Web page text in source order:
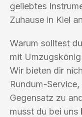
geliebtes
Zuhause in Kiel
Warum solltest
mit
Wir bieten dir
Rundum-
Gegensatz zu
musst du bei uns